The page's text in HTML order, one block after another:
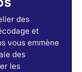
des
et
vous emmène
des
les